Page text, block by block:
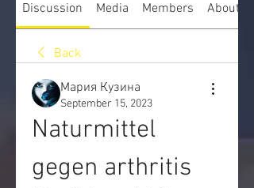
Discussion Media Members About
Back
Мария Кузина
September 15, 2023
Naturmittel
gegen arthritis